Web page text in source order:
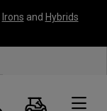
Irons and Hybrids
Panier